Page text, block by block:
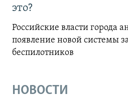
это?
Российские власти города
появление новой системы
беспилотников
НОВОСТИ